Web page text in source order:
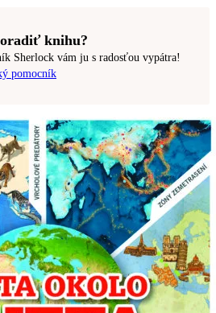
knihu?
Sherlock vám ju s radosťou vypátra!
pomocník